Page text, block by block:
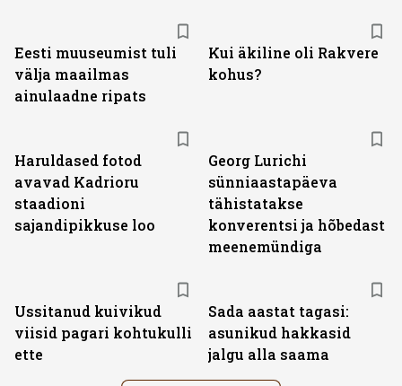
Eesti muuseumist tuli
välja maailmas
ainulaadne ripats
Kui äkiline oli Rakvere
kohus?
Haruldased fotod
avavad Kadrioru
staadioni
sajandipikkuse loo
Georg Lurichi
sünniaastapäeva
tähistatakse
konverentsi ja hõbedast
meenemündiga
Ussitanud kuivikud
viisid pagari kohtukulli
ette
Sada aastat tagasi:
asunikud hakkasid
jalgu alla saama